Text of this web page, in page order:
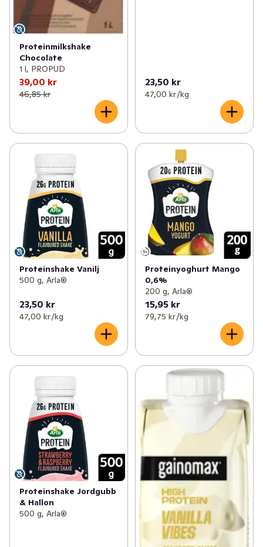
Proteinmilkshake
Chocolate
1 l, PROPUD
39,00 kr
46,85 kr
23,50 kr
47,00 kr /kg
Proteinshake Vanilj
500 g, Arla®
23,50 kr
47,00 kr /kg
Proteinyoghurt Mango
0,6%
200 g, Arla®
15,95 kr
79,75 kr /kg
Proteinshake Jordgubb
& Hallon
500 g, Arla®